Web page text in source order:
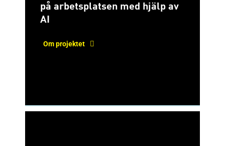
på arbetsplatsen med hjälp av
AI
Om projektet